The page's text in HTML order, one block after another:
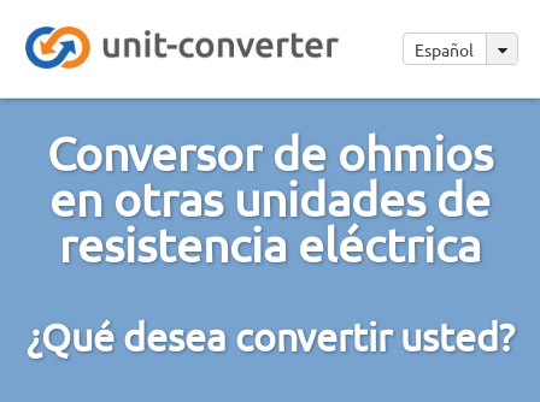
Español
Conversor de ohmios
en otras unidades de
resistencia eléctrica
¿Qué desea convertir usted?